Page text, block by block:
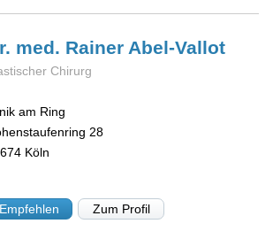
med. Rainer Abel-Vallot
Chirurg
am Ring
28
Köln
Empfehlen Zum Profil